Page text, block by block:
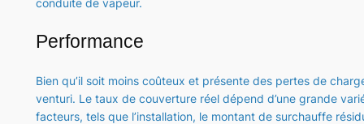
conduite de vapeur.
Performance
Bien qu’il soit moins coûteux et présente des pertes de
venturi. Le taux de couverture réel dépend d’une grande
facteurs, tels que l’installation, le montant de surchauffe